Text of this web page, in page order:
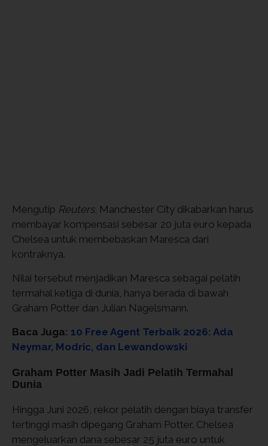
Mengutip Reuters, Manchester City dikabarkan harus
membayar kompensasi sebesar 20 juta euro kepada
Chelsea untuk membebaskan Maresca dari
kontraknya.
Nilai tersebut menjadikan Maresca sebagai pelatih
termahal ketiga di dunia, hanya berada di bawah
Graham Potter dan Julian Nagelsmann.
Baca Juga: 10 Free Agent Terbaik 2026: Ada
Neymar, Modric, dan Lewandowski
Graham Potter Masih Jadi Pelatih Termahal
Dunia
Hingga Juni 2026, rekor pelatih dengan biaya transfer
tertinggi masih dipegang Graham Potter. Chelsea
mengeluarkan dana sebesar 25 juta euro untuk